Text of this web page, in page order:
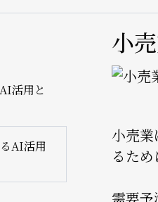
活用と
AI活用
小
Image
小売
るた